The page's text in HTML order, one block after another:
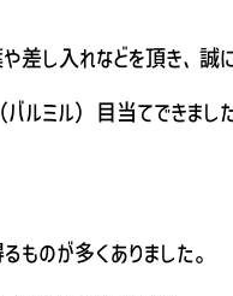
し入れなどを頂き、誠に
ミル）目当てできまし
のが多くありました。